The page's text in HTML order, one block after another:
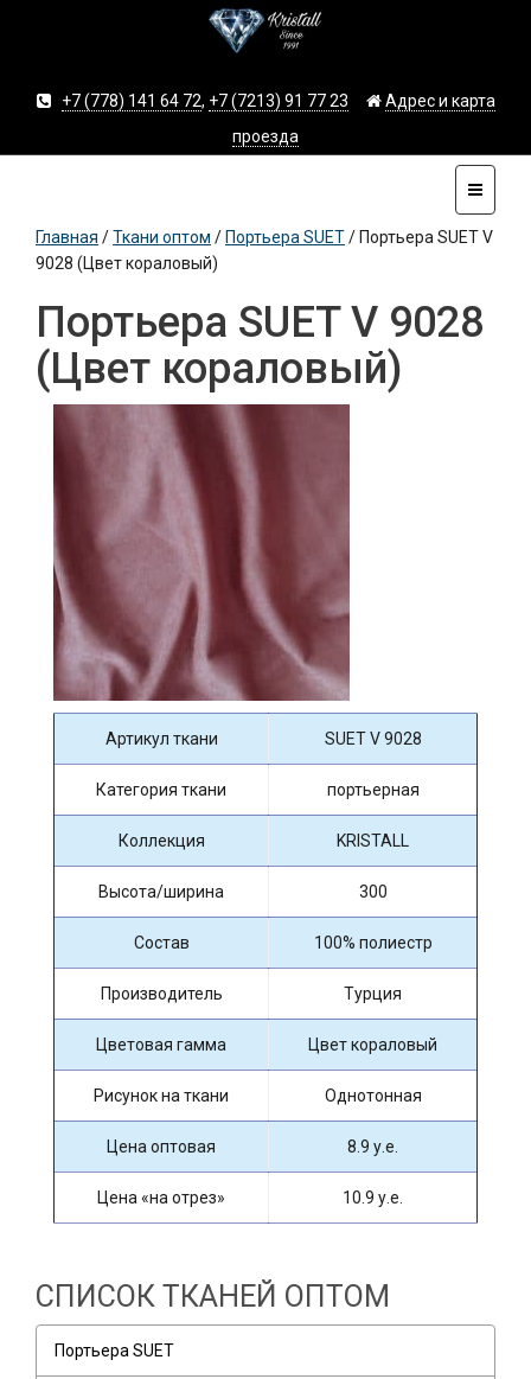
+7 (778) 141 64 72, +7 (7213) 91 77 23
Адрес и карта
проезда
Главная /Ткани оптом / Портьера SUET/ Портьера SUET V
9028 (Цвет кораловый)
Портьера SUET V 9028
(Цвет кораловый)
Артикул ткани SUET V 9028
Категория ткани портьерная
Коллекция KRISTALL
Высота/ширина 300
Состав 100% полиестр
Производитель Турция
Цветовая гамма Цвет кораловый
Рисунок на ткани Однотонная
Цена оптовая 8.9 у.е.
Цена «на отрез» 10.9 у.е.
СПИСОК ТКАНЕЙ ОПТОМ
Портьера SUET